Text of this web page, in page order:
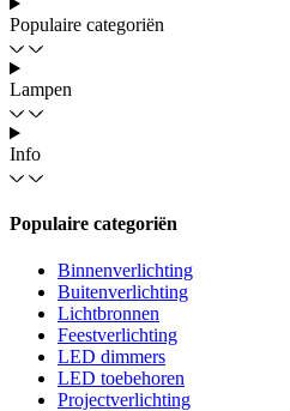
Populaire categoriën
Lampen
Info
Populaire categoriën
Binnenverlichting
Buitenverlichting
Lichtbronnen
Feestverlichting
LED dimmers
LED toebehoren
Projectverlichting